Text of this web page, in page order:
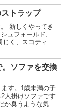
トラップ
新しくやってき
ュフォールド、
く、スコティッ
ソファを交換
す。1歳未満の子
人掛けソファです
臭うような気が